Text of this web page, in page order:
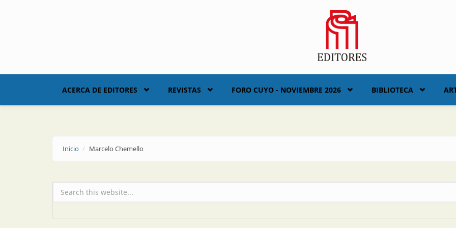
ACERCA DE EDITORES REVISTAS FORO CUYO - NOVIEMBRE 2026 BIBLIOTECA
Inicio Marcelo Chemello
Formulario de búsqueda